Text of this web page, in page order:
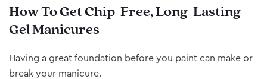
How To Get Chip-Free, Long-Lasting
Gel Manicures
Having a great foundation before you paint can make or
break your manicure.